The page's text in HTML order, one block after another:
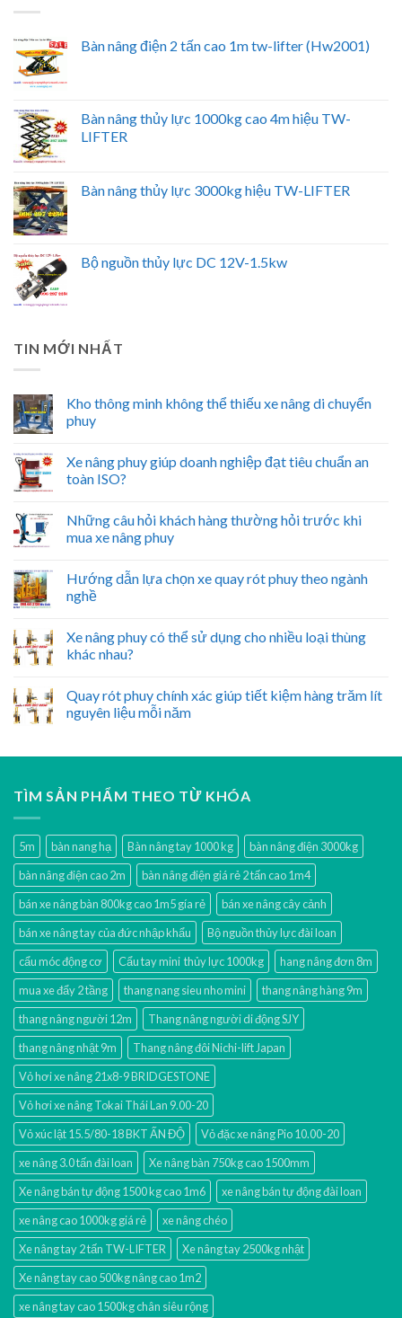
Bàn nâng điện 2 tấn cao 1m tw-lifter (Hw2001)
Bàn nâng thủy lực 1000kg cao 4m hiệu TW-
LIFTER
Bàn nâng thủy lực 3000kg hiệu TW-LIFTER
Bộ nguồn thủy lực DC 12V-1.5kw
TIN MỚI NHẤT
Kho thông minh không thể thiếu xe nâng di chuyển
phuy
Xe nâng phuy giúp doanh nghiệp đạt tiêu chuẩn an
toàn ISO?
Những câu hỏi khách hàng thường hỏi trước khi
mua xe nâng phuy
Hướng dẫn lựa chọn xe quay rót phuy theo ngành
nghề
Xe nâng phuy có thể sử dụng cho nhiều loại thùng
khác nhau?
Quay rót phuy chính xác giúp tiết kiệm hàng trăm lít
nguyên liệu mỗi năm
TÌM SẢN PHẨM THEO TỪ KHÓA
5m bàn nang hạ Bàn nâng tay 1000 kg
bàn nâng điện 3000kg
bàn nâng điện cao 2m
bàn nâng điện giá rẻ 2 tấn cao 1m4
bán xe nâng bàn 800kg cao 1m5 gía rẻ
bán xe nâng cây cảnh
bán xe nâng tay của đức nhập khẩu
Bộ nguồn thủy lực đài loan
cẩu móc động cơ
Cẩu tay mini thủy lực 1000kg
hang nâng đơn 8m
mua xe đẩy 2 tầng
thang nang sieu nho mini
thang nâng hàng 9m
thang nâng người 12m
Thang nâng người di động SJY
thang nâng nhật 9m
Thang nâng đôi Nichi-lift Japan
Vỏ hơi xe nâng 21x8-9 BRIDGESTONE
Vỏ hơi xe nâng Tokai Thái Lan 9.00-20
Vỏ xúc lật 15.5/80-18 BKT ẤN ĐỘ
Vỏ đặc xe nâng Pio 10.00-20
xe nâng 3.0 tấn đài loan
Xe nâng bàn 750kg cao 1500mm
Xe nâng bán tự động 1500 kg cao 1m6
xe nâng bán tự động đài loan
xe nâng cao 1000kg giá rẻ
xe nâng chéo
Xe nâng tay 2 tấn TW-LIFTER
Xe nâng tay 2500kg nhật
Xe nâng tay cao 500kg nâng cao 1m2
xe nâng tay cao 1500kg chân siêu rộng